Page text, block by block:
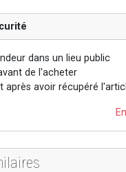
dans un lieu public
de l'acheter
après avoir récupéré